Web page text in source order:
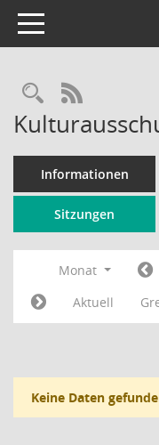
Toggle navigation
RSS-Feed
Informationen
Sitzungen
Monat
Aktuell
Keine Daten